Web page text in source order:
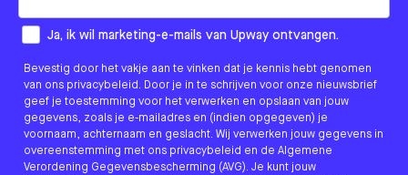
How would you like to hear from us?
Ja, ik wil marketing-e-mails van Upway ontvangen.
Bevestig door het vakje aan te vinken dat je kennis hebt genomen
van ons privacybeleid. Door je in te schrijven voor onze nieuwsbrief
geef je toestemming voor het verwerken en opslaan van jouw
gegevens, zoals je e-mailadres en (indien opgegeven) je
voornaam, achternaam en geslacht. Wij verwerken jouw gegevens in
overeenstemming met ons privacybeleid en de Algemene
Verordening Gegevensbescherming (AVG). Je kunt jouw